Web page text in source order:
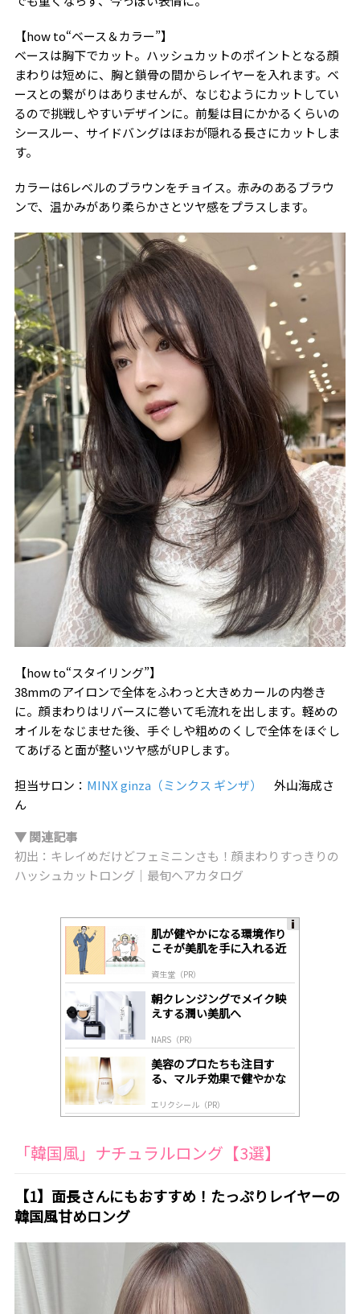
【how to“ベース＆カラー”】
ベースは胸下でカット。ハッシュカットのポイントとなる顔
まわりは短めに、胸と鎖骨の間からレイヤーを入れます。ベ
ースとの繋がりはありませんが、なじむようにカットしてい
るので挑戦しやすいデザインに。前髪は目にかかるくらいの
シースルー、サイドバングはほおが隠れる長さにカットしま
す。
カラーは6レベルのブラウンをチョイス。赤みのあるブラウ
ンで、温かみがあり柔らかさとツヤ感をプラスします。
【how to“スタイリング”】
38mmのアイロンで全体をふわっと大きめカールの内巻き
に。顔まわりはリバースに巻いて毛流れを出します。軽めの
オイルをなじませた後、手ぐしや粗めのくしで全体をほぐし
てあげると面が整いツヤ感がUPします。
担当サロン： MINX ginza（ミンクス ギンザ）
外山海成さ
ん
▼ 関連記事
初出：キレイめだけどフェミニンさも！顔まわりすっきりの
ハッシュカットロング｜最旬ヘアカタログ
肌が健やかになる環境作り
こそが美肌を手に入れる近
資生堂（PR）
朝クレンジングでメイク映
えする潤い美肌へ
NARS（PR）
美容のプロたちも注目す
る、マルチ効果で健やかな
エリクシール（PR）
「韓国風」ナチュラルロング【3選】
【1】面長さんにもおすすめ！たっぷりレイヤーの
韓国風甘めロング